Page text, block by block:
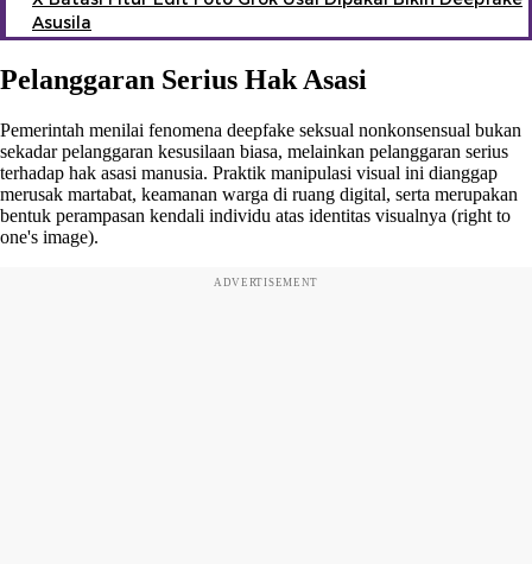
Asusila
Pelanggaran Serius Hak Asasi
Pemerintah menilai fenomena deepfake seksual nonkonsensual bukan
sekadar pelanggaran kesusilaan biasa, melainkan pelanggaran serius
terhadap hak asasi manusia. Praktik manipulasi visual ini dianggap
merusak martabat, keamanan warga di ruang digital, serta merupakan
bentuk perampasan kendali individu atas identitas visualnya (right to
one's image).
ADVERTISEMENT